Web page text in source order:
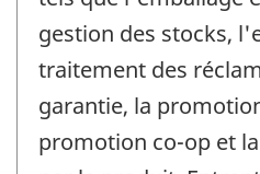
gestion des stocks,
traitement des
garantie, la
promotion co-op et